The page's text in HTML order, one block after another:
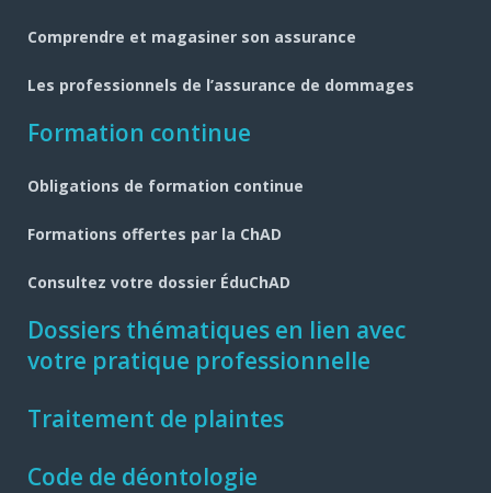
Comprendre et magasiner son assurance
Les professionnels de l’assurance de dommages
Formation continue
Obligations de formation continue
Formations offertes par la ChAD
Consultez votre dossier ÉduChAD
Dossiers thématiques en lien avec
votre pratique professionnelle
Traitement de plaintes
Code de déontologie